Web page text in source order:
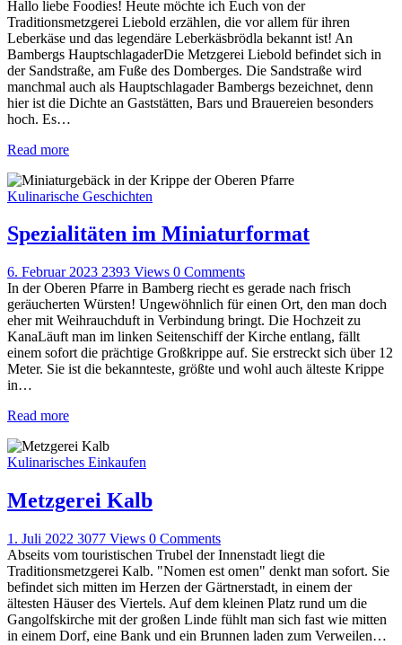
Hallo liebe Foodies! Heute möchte ich Euch von der
Traditionsmetzgerei Liebold erzählen, die vor allem für ihren
Leberkäse und das legendäre Leberkäsbrödla bekannt ist! An
Bambergs HauptschlagaderDie Metzgerei Liebold befindet sich in
der Sandstraße, am Fuße des Domberges. Die Sandstraße wird
manchmal auch als Hauptschlagader Bambergs bezeichnet, denn
hier ist die Dichte an Gaststätten, Bars und Brauereien besonders
hoch. Es…
Read more
Kulinarische Geschichten
Spezialitäten im Miniaturformat
6. Februar 2023 2393 Views 0 Comments
In der Oberen Pfarre in Bamberg riecht es gerade nach frisch
geräucherten Würsten! Ungewöhnlich für einen Ort, den man doch
eher mit Weihrauchduft in Verbindung bringt. Die Hochzeit zu
KanaLäuft man im linken Seitenschiff der Kirche entlang, fällt
einem sofort die prächtige Großkrippe auf. Sie erstreckt sich über 12
Meter. Sie ist die bekannteste, größte und wohl auch älteste Krippe
in…
Read more
Kulinarisches Einkaufen
Metzgerei Kalb
1. Juli 2022 3077 Views 0 Comments
Abseits vom touristischen Trubel der Innenstadt liegt die
Traditionsmetzgerei Kalb. "Nomen est omen" denkt man sofort. Sie
befindet sich mitten im Herzen der Gärtnerstadt, in einem der
ältesten Häuser des Viertels. Auf dem kleinen Platz rund um die
Gangolfskirche mit der großen Linde fühlt man sich fast wie mitten
in einem Dorf, eine Bank und ein Brunnen laden zum Verweilen…